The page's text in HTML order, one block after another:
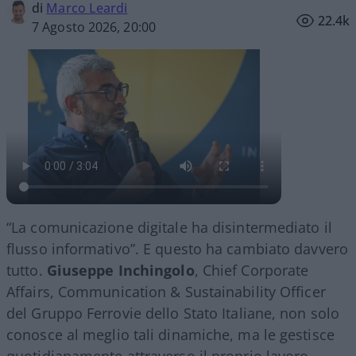
di Marco Leardi
7 Agosto 2026, 20:00
22.4k
“La comunicazione digitale ha disintermediato il
flusso informativo”. E questo ha cambiato davvero
tutto. Giuseppe Inchingolo, Chief Corporate
Affairs, Communication & Sustainability Officer
del Gruppo Ferrovie dello Stato Italiane, non solo
conosce al meglio tali dinamiche, ma le gestisce